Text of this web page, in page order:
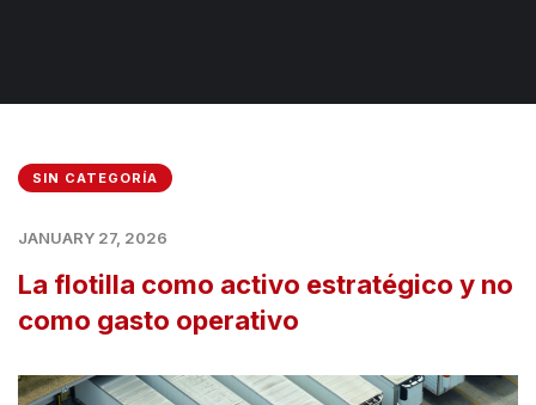
SIN CATEGORÍA
JANUARY 27, 2026
La flotilla como activo estratégico y no
como gasto operativo